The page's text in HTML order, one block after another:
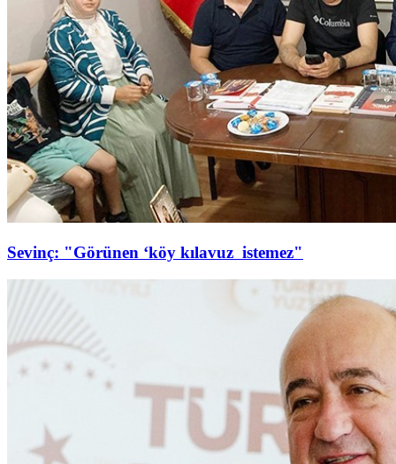
Sevinç: "Görünen ‘köy kılavuz istemez"